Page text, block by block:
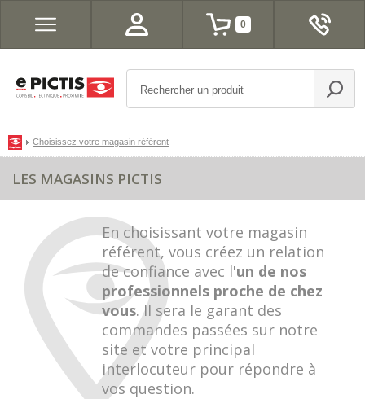
0
Choisissez votre magasin référent
LES MAGASINS PICTIS
En choisissant votre magasin
référent, vous créez un relation
de confiance avec l'un de nos
professionnels proche de chez
vous. Il sera le garant des
commandes passées sur notre
site et votre principal
interlocuteur pour répondre à
vos question.